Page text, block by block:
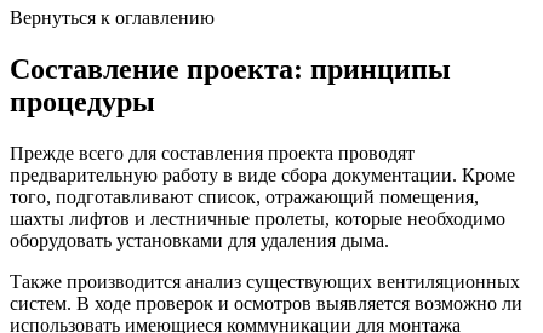
Вернуться к оглавлению
Составление проекта: принципы
процедуры
Прежде всего для составления проекта проводят
предварительную работу в виде сбора документации. Кроме
того, подготавливают список, отражающий помещения,
шахты лифтов и лестничные пролеты, которые необходимо
оборудовать установками для удаления дыма.
Также производится анализ существующих вентиляционных
систем. В ходе проверок и осмотров выявляется возможно ли
использовать имеющиеся коммуникации для монтажа